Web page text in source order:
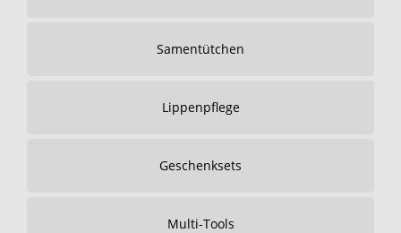
Samentütchen
Lippenpflege
Geschenksets
Multi-Tools